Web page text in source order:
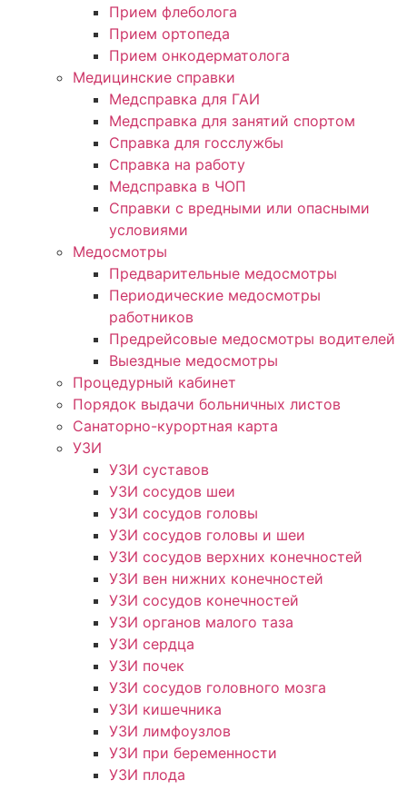
Прием флеболога
Прием ортопеда
Прием онкодерматолога
Медицинские справки
Медсправка для ГАИ
Медсправка для занятий спортом
Справка для госслужбы
Справка на работу
Медсправка в ЧОП
Справки с вредными или опасными
условиями
Медосмотры
Предварительные медосмотры
Периодические медосмотры
работников
Предрейсовые медосмотры водителей
Выездные медосмотры
Процедурный кабинет
Порядок выдачи больничных листов
Санаторно-курортная карта
УЗИ
УЗИ суставов
УЗИ сосудов шеи
УЗИ сосудов головы
УЗИ сосудов головы и шеи
УЗИ сосудов верхних конечностей
УЗИ вен нижних конечностей
УЗИ сосудов конечностей
УЗИ органов малого таза
УЗИ сердца
УЗИ почек
УЗИ сосудов головного мозга
УЗИ кишечника
УЗИ лимфоузлов
УЗИ при беременности
УЗИ плода